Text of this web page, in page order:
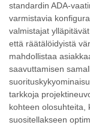
standardin ADA-
varmistavia
valmistajat
että räätälöidyistä
mahdollistaa
saavuttamisen
tarkkoja
kohteen olosuhteita,
suositellakseen